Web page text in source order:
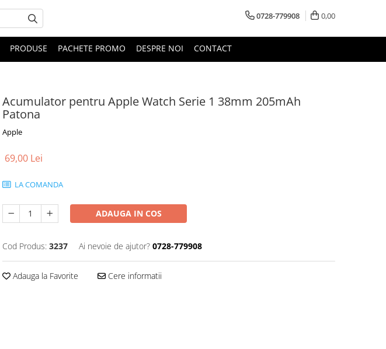
0728-779908 0,00
PRODUSE PACHETE PROMO DESPRE NOI CONTACT
Acumulator pentru Apple Watch Serie 1 38mm 205mAh
Patona
Apple
69,00 Lei
LA COMANDA
ADAUGA IN COS
Cod Produs: 3237 Ai nevoie de ajutor? 0728-779908
Adauga la Favorite Cere informatii